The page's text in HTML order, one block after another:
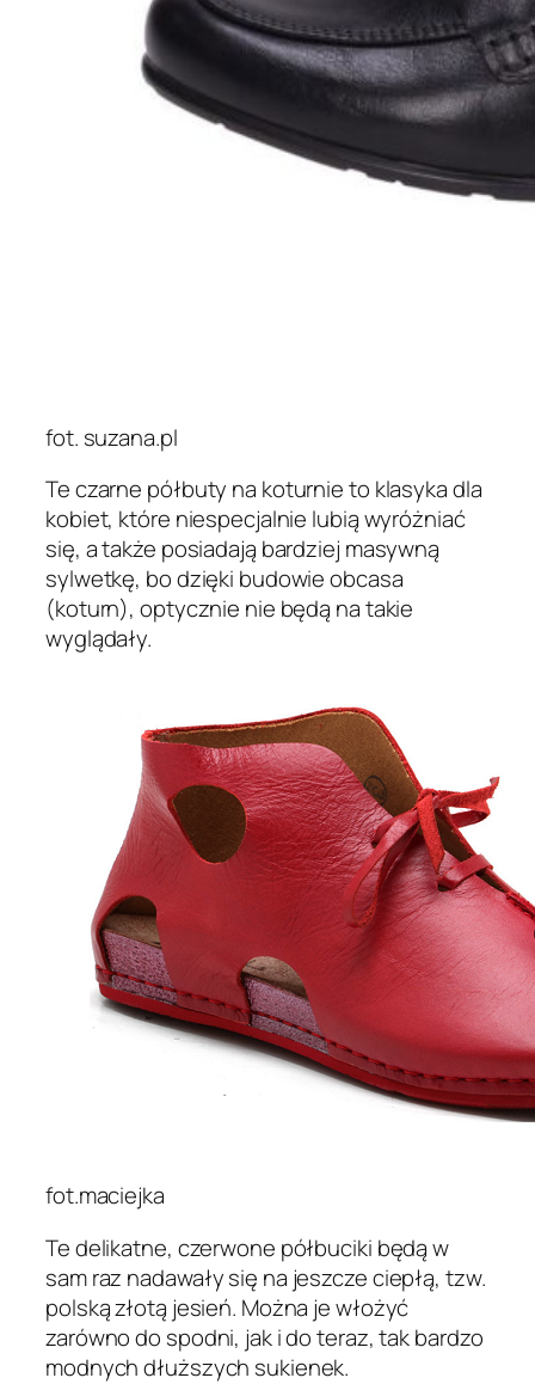
fot. suzana.pl
Te czarne półbuty na koturnie to klasyka dla
kobiet, które niespecjalnie lubią wyróżniać
się, a także posiadają bardziej masywną
sylwetkę, bo dzięki budowie obcasa
(koturn), optycznie nie będą na takie
wyglądały.
fot.maciejka
Te delikatne, czerwone półbuciki będą w
sam raz nadawały się na jeszcze ciepłą, tzw.
polską złotą jesień. Można je włożyć
zarówno do spodni, jak i do teraz, tak bardzo
modnych dłuższych sukienek.